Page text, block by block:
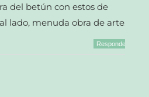
del betún con estos de
lado, menuda obra de arte.
Responder